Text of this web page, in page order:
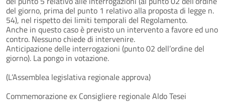
del giorno, prima del punto 1 relativo alla proposta di legge n.
54), nel rispetto dei limiti temporali del Regolamento.
Anche in questo caso è previsto un intervento a favore ed uno
contro. Nessuno chiede di intervenire.
Anticipazione delle interrogazioni (punto 02 dell’ordine del
giorno). La pongo in votazione.
(L’Assemblea legislativa regionale approva)
Commemorazione ex Consigliere regionale Aldo Tesei